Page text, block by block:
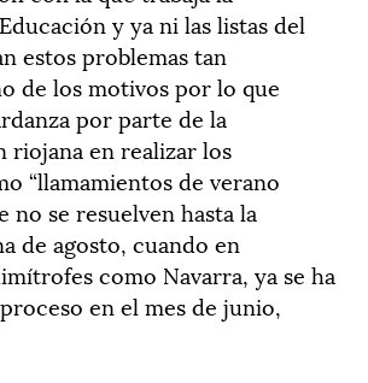
y ya ni las listas del
estos problemas tan
de los motivos por lo que
por parte de la
riojana en realizar los
“llamamientos de verano
no se resuelven hasta la
de agosto, cuando en
como Navarra, ya se ha
en el mes de junio,